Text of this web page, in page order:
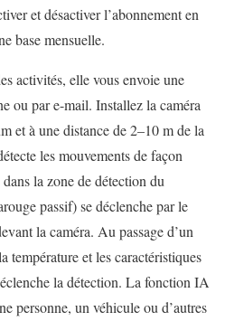
et désactiver l’abonnement en
base mensuelle.
activités, elle vous envoie une
ou par e-mail. Installez la caméra
et à une distance de 2–10 m de la
les mouvements de façon
la zone de détection du
passif) se déclenche par le
la caméra. Au passage d’un
température et les caractéristiques
la détection. La fonction IA
personne, un véhicule ou d’autres